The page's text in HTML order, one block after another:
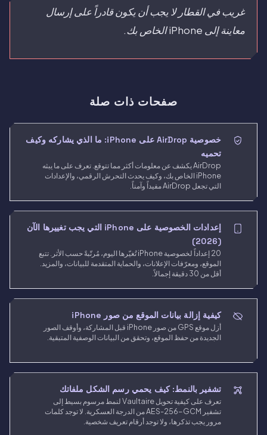
غريب في القطار لا يجب أن يكون قادراً على إرسال
معاينة إلى iPhone الخاص بك.
صفحات ذات صلة
خصوصية AirDrop على iPhone: ما الذي يشاركه وكيف
تحميه
AirDrop يكشف عن معلومات أكثر مما تتوقع. تعرف على ما يبثه
iPhone الخاص بك، وكيف يحدث التحرش الرقمي، والإعدادات
التي تجعل AirDrop مفيداً وآمناً.
إعدادات الخصوصية على iPhone التي يجب تغييرها الآن
(2026)
20 إعداداً لخصوصية iPhone تُغيّرها اليوم، مُرتّبةً حسب الأثر. تتبع
الموقع، ومعرّفات الإعلانات، والحماية المتقدمة للبيانات، والمزيد.
أقل من 30 دقيقة إجمالاً.
كيفية إزالة بيانات الموقع من صور iPhone
أزل موقع GPS من صور iPhone قبل المشاركة، وأوقف الصور
الجديدة من حفظ الموقع، وتحقق من البيانات الوصفية المتبقية.
تشفير بالنمط: كيف يحمي رسم الشكل ملفاتك
تعرف على كيفية تحويل Vaultaire لنمط مرسوم بسيط إلى
تشفير AES-256-GCM من الدرجة العسكرية. لا توجد كلمات
مرور يجب تذكرها، ولا توجد أرقام تعريف شخصية.